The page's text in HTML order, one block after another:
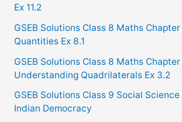
Ex 11.2
GSEB Solutions Class 8 Maths
Quantities Ex 8.1
GSEB Solutions Class 8 Maths Chapter
Understanding Quadrilaterals Ex 3.2
GSEB Solutions Class 9 Social
Indian Democracy